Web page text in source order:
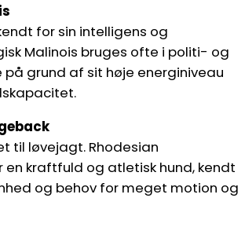
for sin intelligens og
Malinois bruges ofte i politi- og
grund af sit høje energiniveau
til løvejagt. Rhodesian
en kraftfuld og atletisk hund, kendt
og behov for meget motion og